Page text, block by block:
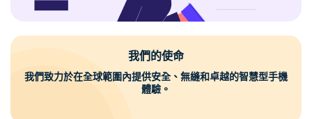
我們的使命
我們致力於在全球範圍內提供安全、無縫和卓越的智慧型手機
體驗。